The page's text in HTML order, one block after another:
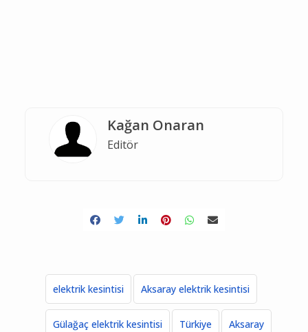
Kağan Onaran
Editör
elektrik kesintisi Aksaray elektrik kesintisi
Gülağaç elektrik kesintisi Türkiye Aksaray